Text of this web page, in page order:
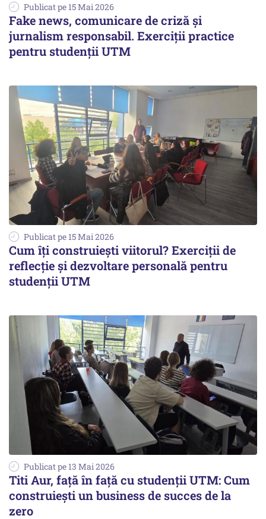
Publicat pe 15 Mai 2026
Fake news, comunicare de criză și
jurnalism responsabil. Exerciții practice
pentru studenții UTM
Publicat pe 15 Mai 2026
Cum îți construiești viitorul? Exerciții de
reflecție și dezvoltare personală pentru
studenții UTM
Publicat pe 13 Mai 2026
Titi Aur, față în față cu studenții UTM: Cum
construiești un business de succes de la
zero